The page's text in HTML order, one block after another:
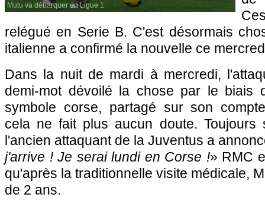
Mutu va débarquer en Ligue 1
relégué en Serie B. C'est désormais
italienne a confirmé la nouvelle ce
Dans la nuit de mardi à mercredi,
demi-mot dévoilé la chose par le biais
symbole corse, partagé sur son
cela ne fait plus aucun doute. Toujours
l'ancien attaquant de la Juventus a
j'arrive ! Je serai lundi en Corse !» RMC
qu'après la traditionnelle visite médicale,
de 2 ans.